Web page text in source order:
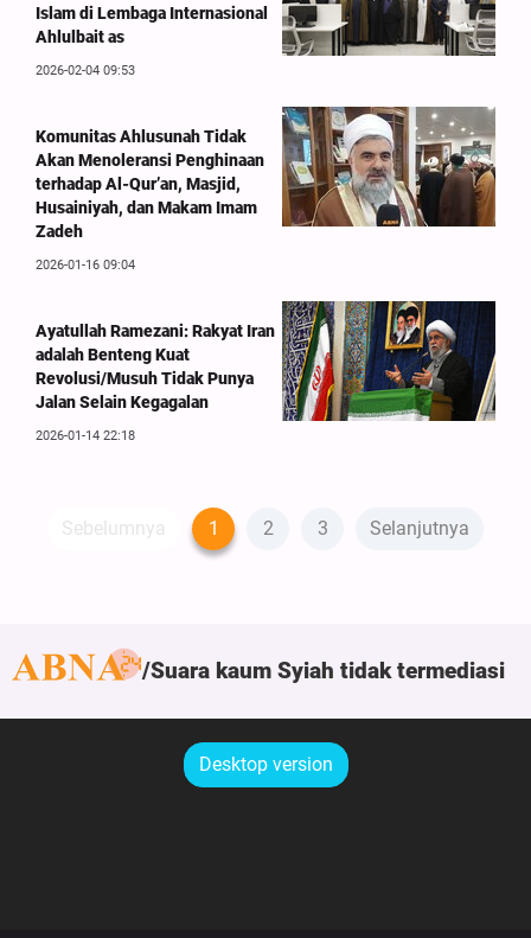
Islam di Lembaga Internasional
Ahlulbait as
2026-02-04 09:53
Komunitas Ahlusunah Tidak
Akan Menoleransi Penghinaan
terhadap Al-Qur’an, Masjid,
Husainiyah, dan Makam Imam
Zadeh
2026-01-16 09:04
Ayatullah Ramezani: Rakyat Iran
adalah Benteng Kuat
Revolusi/Musuh Tidak Punya
Jalan Selain Kegagalan
2026-01-14 22:18
Sebelumnya 1 2 3 Selanjutnya
Suara kaum Syiah tidak termediasi
Desktop version